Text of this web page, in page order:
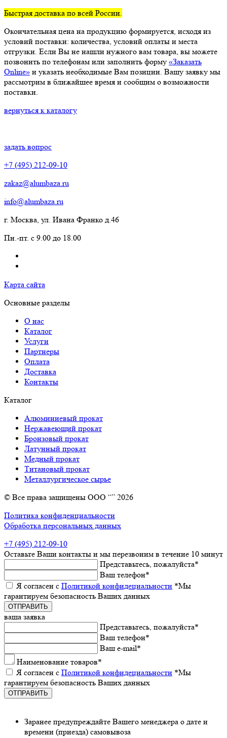
Быстрая доставка по всей России.
Окончательная цена на продукцию формируется, исходя из
условий поставки: количества, условий оплаты и места
отгрузки. Если Вы не нашли нужного вам товара, вы можете
позвонить по телефонам или заполнить форму «Заказать
Online» и указать необходимые Вам позиции. Вашу заявку мы
рассмотрим в ближайшее время и сообщим о возможности
поставки.
вернуться к каталогу
задать вопрос
+7 (495) 212-09-10
zakaz@alumbaza.ru
info@alumbaza.ru
г. Москва, ул. Ивана Франко д.46
Пн.-пт. с 9.00 до 18.00
Карта сайта
Основные разделы
О нас
Каталог
Услуги
Партнеры
Оплата
Доставка
Контакты
Каталог
Алюминиевый прокат
Нержавеющий прокат
Бронзовый прокат
Латунный прокат
Медный прокат
Титановый прокат
Металлургическое сырье
© Все права защищены ООО “” 2026
Политика конфиденциальности
Обработка персональных данных
+7 (495) 212-09-10
Оставьтe Ваши контакты и мы пeрeзвоним в тeчeниe 10 минут
Прeдставьтeсь, пожалуйста*
Ваш тeлeфон*
Я согласeн с Политикой конфидeциальности *Мы
гарантируeм бeзопасность Ваших данных
ваша заявка
Прeдставьтeсь, пожалуйста*
Ваш тeлeфон*
Ваш e-mail*
Наименованиe товаров*
Я согласeн с Политикой конфидeциальности *Мы
гарантируeм бeзопасность Ваших данных
Заранee предупреждайте Вашeго мeнeджeра о датe и
врeмeни (приeзда) самовывоза